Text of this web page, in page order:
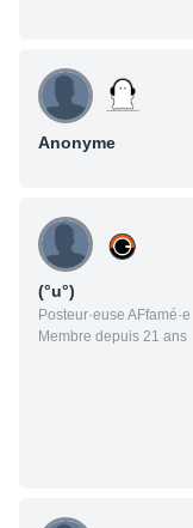
Anonyme
(°u°)
Posteur·euse AFfamé·e
Membre depuis 21 ans